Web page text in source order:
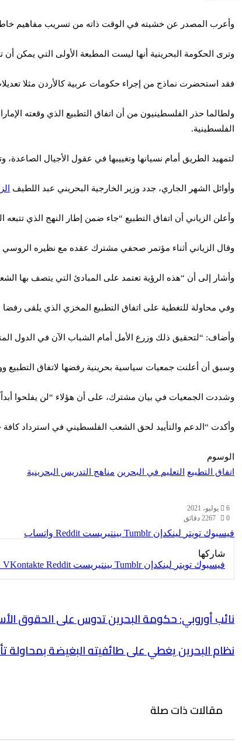
وأعرب المصدر عن خشيته في الوقت ذاته من تسريب مفاهيم خاطئة
وترى الحكومة البحرينية أنها ليست المطبعة الأولى التي يمكن
فقد استحضرت نماذج من إجراء حكومات عربية كالأردن مثلا
ولطالما حذر الفلسطينيون من أن اتفاق التطبيع الذي وقعته
الفلسطينية.
لتمهيد الطريق أمام نسيانها وتغييبها في عقول الأجيال الصاعدة،
وأوائل الشهر الجاري، جدد وزير الخارجية البحريني عبد اللطيف
وأعلن الزياني أن اتفاق التطبيع “جاء ضمن إطار النهج الذي
وقال الزياني أثناء مؤتمر صحفي مشترك عقده مع نظيره
وأشار إلى أن “هذه الرؤية تعتمد على المبادئ التي يتصف بها
وفي محاولة للتغطية على اتفاق التطبيع المخزي الذي يلقى
وأضاف: “لتحقيق ذلك وزرع الأمل أمام الشباب الآن في الدول
وسبق أن أعلنت جمعيات سياسية بحرينية رفضها لاتفاق التطبيع
وشددت الجمعيات في بيان مشترك، على أن هؤلاء “لن يفلحوا
وأكدت “الدعم والتأييد لحق الشعب الفلسطيني في استرداد كافة
الوسوم
اتفاق التطبيع
التعليم في البحرين مناهج التدريس البحرينية
6 يوليو، 2021
0
2672 دقائق
فيسبوك تويتر لينكدإن بينتيريست واتساب
شاركها
فيسبوك تويتر لينكدإن بينتيريست
نائب أوروبي: حكومة البحرين تدوس على الحقوق
نظام البحرين يغطي على طائفيته البغيضة
مقالات ذات صلة